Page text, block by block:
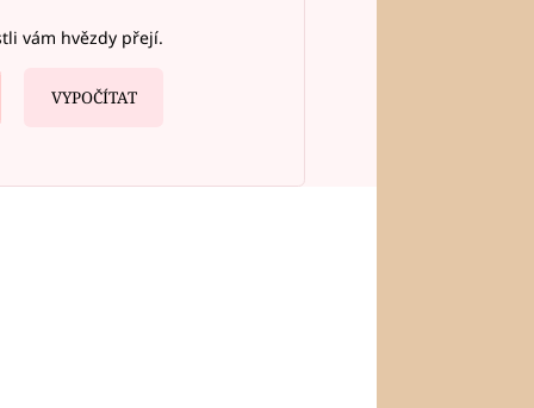
vám hvězdy přejí.
VYPOČÍTAT